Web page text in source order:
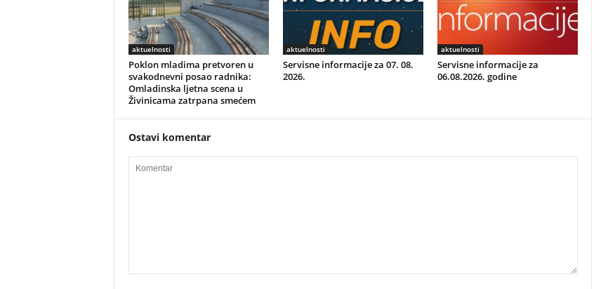
aktuelnosti
Poklon mladima pretvoren u
svakodnevni posao radnika:
Omladinska ljetna scena u
Živinicama zatrpana smećem
aktuelnosti
Servisne informacije za 07. 08.
2026.
aktuelnosti
Servisne informacije za
06.08.2026. godine
Ostavi komentar